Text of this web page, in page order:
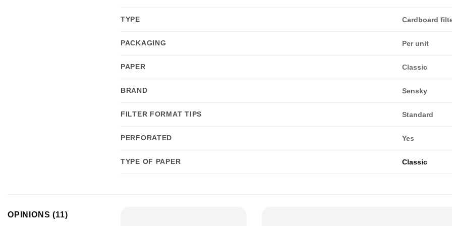
TYPE Cardboard
PACKAGING Per unit
PAPER Classic
BRAND Sensky
FILTER FORMAT TIPS Standard
PERFORATED Yes
TYPE OF PAPER Classic
OPINIONS (11)